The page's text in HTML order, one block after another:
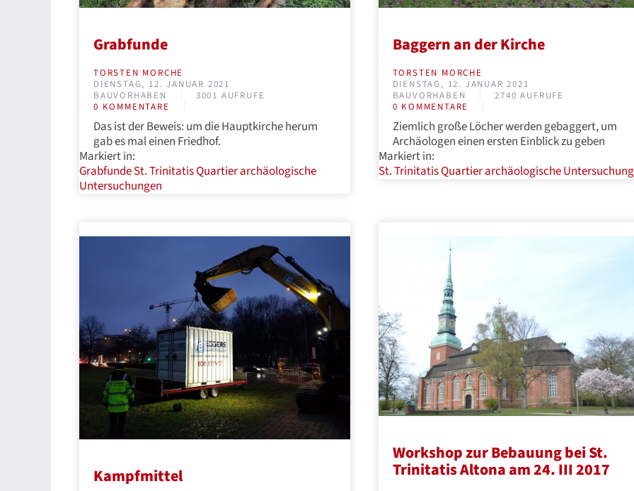
Grabfunde
TORSTEN MORCHE
DIENSTAG, 12. JANUAR 2021
BAUVORHABEN
3001 AUFRUFE
0 KOMMENTARE
Das ist der Beweis: um die Hauptkirche herum
gab es mal einen Friedhof.
Markiert in:
GrabfundeSt. Trinitatis Quartierarchäologische
Untersuchungen
Baggern an der Kirche
TORSTEN MORCHE
DIENSTAG, 12. JANUAR 2021
BAUVORHABEN
2740 AUFRUFE
0 KOMMENTARE
Ziemlich große Löcher werden gebaggert, um
Archäologen einen ersten Einblick zu geben
Markiert in:
St. Trinitatis Quartierarchäologische
Kampfmittel
Workshop zur Bebauung bei St.
Trinitatis Altona am 24. III 2017